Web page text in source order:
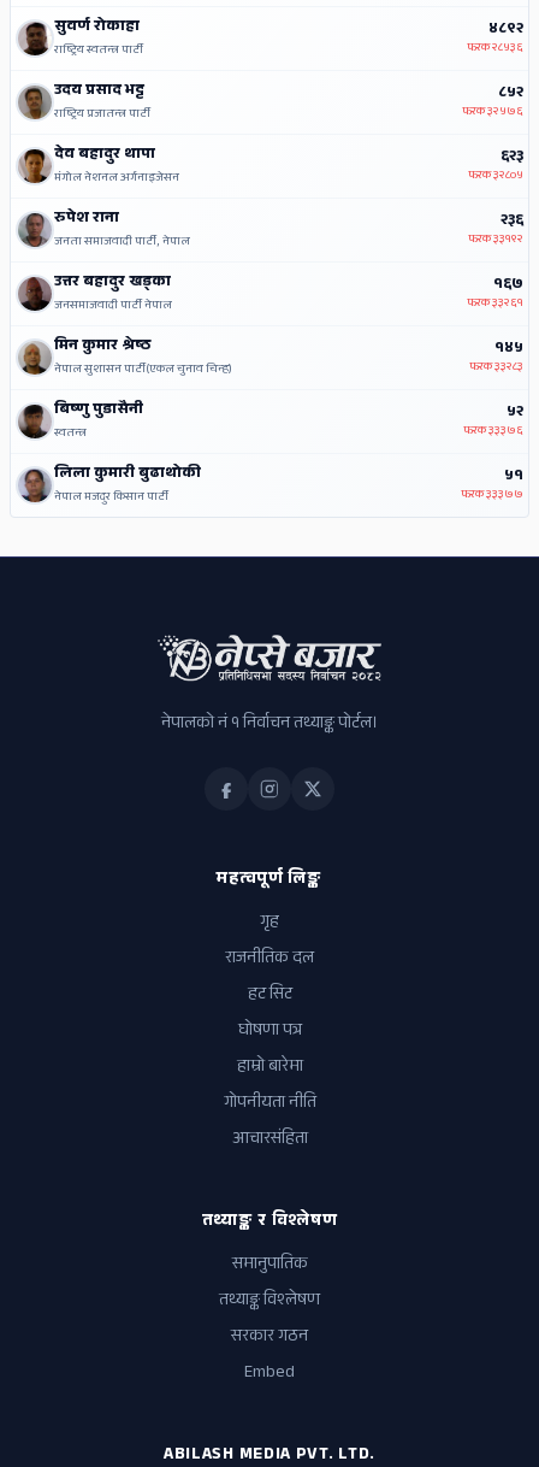
सुवर्ण रोकाहा
राष्ट्रिय स्वतन्त्र पार्टी
४८९२
फरक२८५३६
उदय प्रसाद भट्ट
राष्ट्रिय प्रजातन्त्र पार्टी
८५२
फरक३२५७६
देव बहादुर थापा
मंगोल नेशनल अर्गनाइजेसन
६२३
फरक३२८०५
रुपेश राना
जनता समाजवादी पार्टी, नेपाल
२३६
फरक३३१९२
उत्तर बहादुर खड्का
जनसमाजवादी पार्टी नेपाल
१६७
फरक३३२६१
मिन कुमार श्रेष्ठ
नेपाल सुशासन पार्टी(एकल चुनाव चिन्ह)
१४५
फरक३३२८३
बिष्णु पुडासैनी
स्वतन्त्र
५२
फरक३३३७६
लिला कुमारी बुढाथोकी
नेपाल मजदुर किसान पार्टी
५१
फरक३३३७७
नेपालको नं १ निर्वाचन तथ्याङ्क पोर्टल।
महत्वपूर्ण लिङ्क
गृह
राजनीतिक दल
हट सिट
घोषणा पत्र
हाम्रो बारेमा
गोपनीयता नीति
आचारसंहिता
तथ्याङ्क र विश्लेषण
समानुपातिक
तथ्याङ्क विश्लेषण
सरकार गठन
Embed
ABILASH MEDIA PVT. LTD.